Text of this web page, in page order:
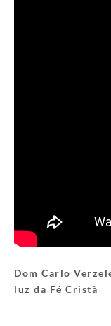
Dom Carlo
luz da Fé Cristã